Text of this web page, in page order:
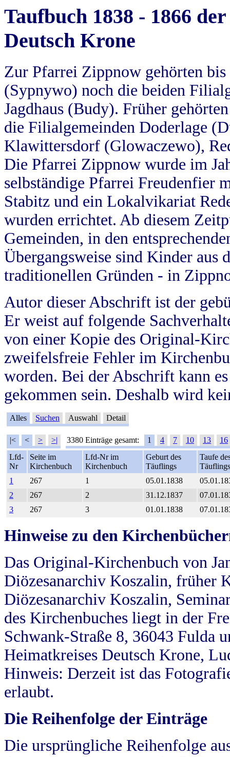
Taufbuch 1838 - 1866
Deutsch Krone
Zur Pfarrei Zippnow gehörten
(Sypnywo) noch die beiden
Jagdhaus (Budy). Früher
die Filialgemeinden Doderlage
Klawittersdorf (Glowaczewo),
Die Pfarrei Zippnow wurde im
selbständige Pfarrei Freudenfier
Stabitz und ein Lokalvikariat
wurden errichtet. Ab diesem
Gemeinden, in den
Übergangsweise sind Kinder aus
traditionellen Gründen - in
Autor dieser Abschrift ist der
Er weist auf folgende
von einer Kopie des Original-
zweifelsfreie Fehler im
worden. Bei der Abschrift kann
gekommen sein. Deshalb wird
Alles Suchen Auswahl Detail
|< < > >| 3380 Einträge gesamt: 1 4 7 10 13
16
Lfd-
Nr
Seite im
Kirchenbuch
Lfd-Nr im
Kirchenbuch
Geburt des
Täuflings
Taufe
Täuflings
1
267 1 05.01.1838
2
267 2 31.12.1837
3
267 3 01.01.1838
Hinweise zu den
Das Original-Kirchenbuch von
Diözesanarchiv Koszalin, früher
Diözesanarchiv Koszalin,
des Kirchenbuches liegt in der
Schwank-Straße 8, 36043 Fulda
Heimatkreises Deutsch Krone,
Hinweis: Derzeit ist das
erlaubt.
Die Reihenfolge der Einträge
Die ursprüngliche Reihenfolge